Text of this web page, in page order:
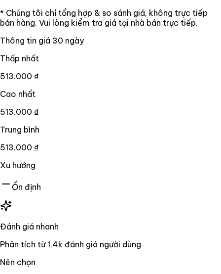
* Chúng tôi chỉ tổng hợp & so sánh giá, không trực tiếp
bán hàng. Vui lòng kiểm tra giá tại nhà bán trực tiếp.
Thông tin giá 30 ngày
Thấp nhất
513.000 ₫
Cao nhất
513.000 ₫
Trung bình
513.000 ₫
Xu hướng
Ổn định
Đánh giá nhanh
Phân tích từ1,4k đánh giá người dùng
Nên chọn